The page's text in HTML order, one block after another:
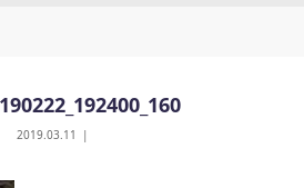
2019.03.11